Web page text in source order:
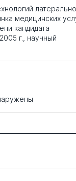
медицинских
кандидата
г., научный